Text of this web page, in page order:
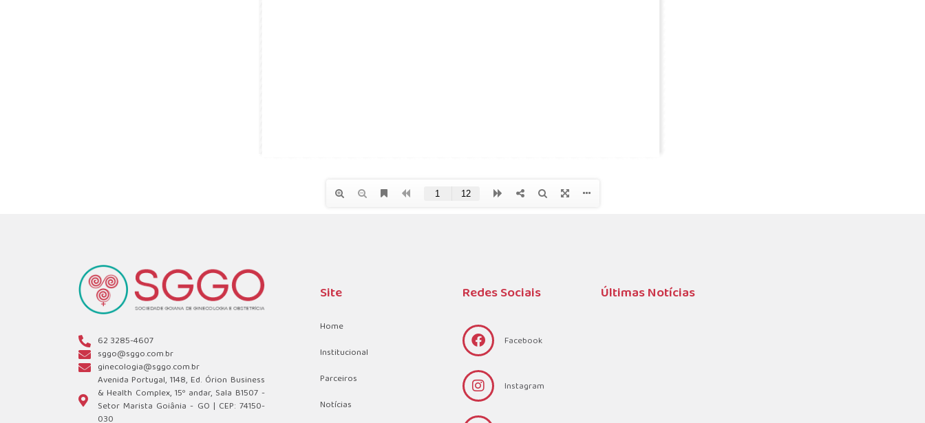
62 3285-4607
sggo@sggo.com.br
ginecologia@sggo.com.br
Avenida Portugal, 1148, Ed. Órion Business
& Health Complex, 15º andar, Sala B1507 -
Setor Marista Goiânia - GO | CEP: 74150-
030
Site
Home
Institucional
Parceiros
Notícias
Redes Sociais
Facebook
Instagram
Últimas Notícias